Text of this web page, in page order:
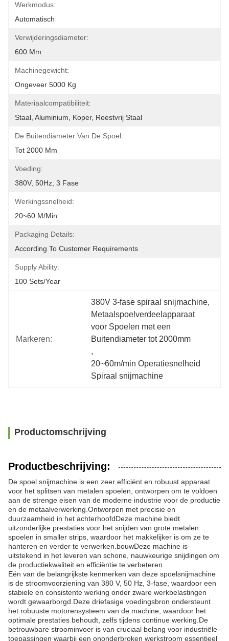
Werkmodus:
Automatisch
Verwijderingsdiameter:
600 Mm
Machinegewicht:
Ongeveer 5000 Kg
Materiaalcompatibiliteit:
Staal, Aluminium, Koper, Roestvrij Staal
De Buitendiameter Van De Spoel:
Tot 2000 Mm
Voeding:
380V, 50Hz, 3 Fase
Werkingssnelheid:
20~60 M/min
Packaging Details:
According To Customer Requirements
Supply Ability:
100 Sets/year
Markeren:
380V 3-fase spiraal snijmachine,
Metaalspoelverdeelapparaat
voor Spoelen met een
Buitendiameter tot 2000mm
,
20~60m/min Operatiesnelheid
Spiraal snijmachine
Productomschrijving
Productbeschrijving:
De spoel snijmachine is een zeer efficiënt en robuust apparaat
voor het splitsen van metalen spoelen, ontworpen om te voldoen
aan de strenge eisen van de moderne industrie voor de productie
en de metaalverwerking.Ontworpen met precisie en
duurzaamheid in het achterhoofdDeze machine biedt
uitzonderlijke prestaties voor het snijden van grote metalen
spoelen in smaller strips, waardoor het makkelijker is om ze te
hanteren en verder te verwerken.bouwDeze machine is
uitstekend in het leveren van schone, nauwkeurige snijdingen om
de productiekwaliteit en efficiëntie te verbeteren.
Eén van de belangrijkste kenmerken van deze spoelsnijmachine
is de stroomvoorziening van 380 V, 50 Hz, 3-fase, waardoor een
stabiele en consistente werking onder zware werkbelastingen
wordt gewaarborgd.Deze driefasige voedingsbron ondersteunt
het robuuste motorensysteem van de machine, waardoor het
optimale prestaties behoudt, zelfs tijdens continue werking.De
betrouwbare stroominvoer is van cruciaal belang voor industriële
toepassingen waarbij een ononderbroken werkstroom essentieel